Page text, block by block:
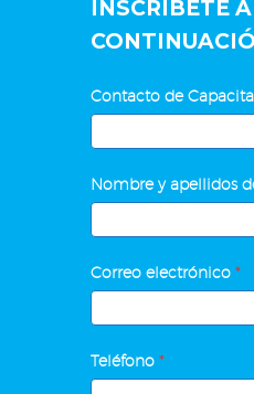
INSCRÍBETE A
EXCEL
BÁSICO
INTERMEDIO
Contacto de
Nombre y apellidos
Correo electrónico *
Teléfono *